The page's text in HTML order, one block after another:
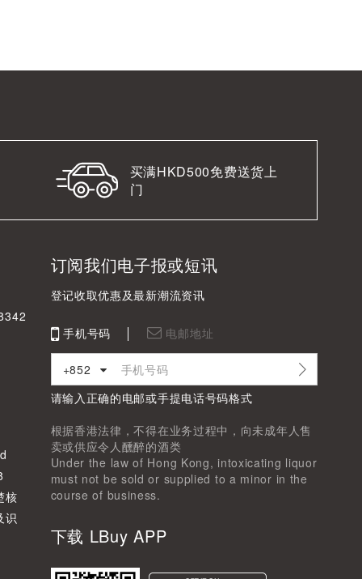
买满HKD500免费送货上
门
核
识
订阅我们电子报或短讯
登记收取优惠及最新潮流资讯
手机号码 电邮地址
+852
请输入正确的电邮或手提电话号码格式
根据香港法律，不得在业务过程中，向未成年人售
卖或供应令人醺醉的酒类
Under the law of Hong Kong, intoxicating liquor
must not be sold or supplied to a minor in the
course of business.
下载 LBuy APP